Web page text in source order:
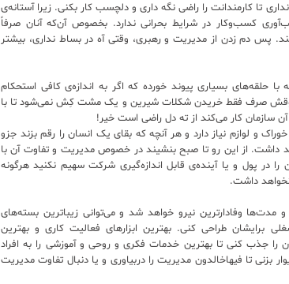
تا کارمندانت را راضی نگه داری و دلچسب کار بکنی. زیرا آستانه‌ی
کسب‌وکار در شرایط بحرانی ندارد. بخصوص آن‌که آنان صرفاً‌
پس دم زدن از مدیریت و رهبری، وقتی آه در بساط نداری، بیشتر
حلقه‌های بسیاری پیوند خورده که اگر به اندازه‌ی کافی استحکام
حقوقش صرف فقط خریدن شکلات شیرین و یک مشت کِش نمی‌شود تا با
سازمان کار می‌کند از ته دل راضی است خیر!
و لوازم نیاز دارد و هر آنچه که بقای یک انسان را رقم بزند جزو
داشت. از این رو تا صبح بنشیند در خصوص مدیریت و تفاوت آن با
در پول و یا آینده‌ی قابل اندازه‌گیری شرکت سهیم نکنید هرگونه
داشت.
وفادارترین نیرو خواهد شد و می‌توانی زیباترین بسته‌های
برایشان طراحی کنی. بهترین ابزارهای فعالیت کاری و بهترین
را جذب کنی تا بهترین خدمات فکری و روحی و آموزشی را به افراد
بزنی تا فیهاخالدون مدیریت را دربیاوری و یا دنبال تفاوت مدیریت